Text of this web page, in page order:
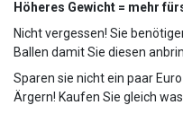
Höheres Gewicht = mehr
Nicht vergessen! Sie
Ballen damit Sie diesen
Sparen sie nicht ein paar
Ärgern! Kaufen Sie gleich